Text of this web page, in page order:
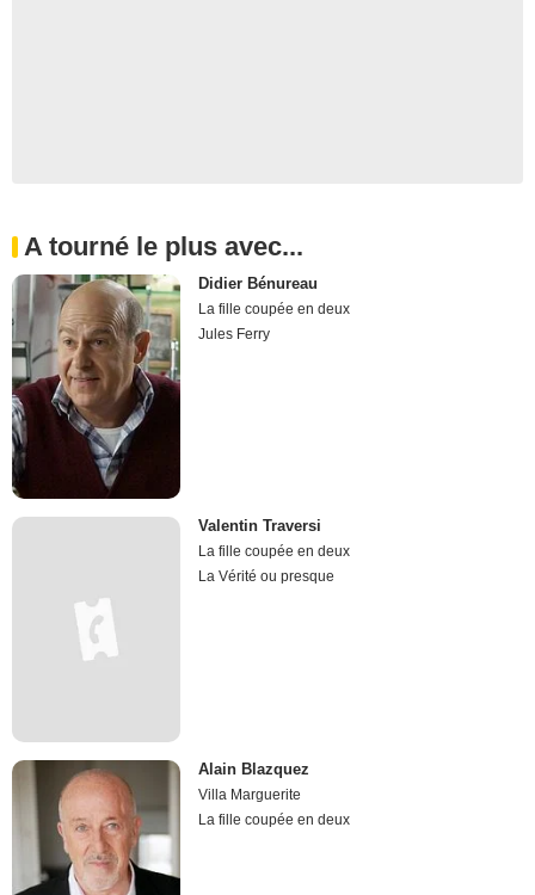
A tourné le plus avec...
Didier Bénureau
La fille coupée en deux
Jules Ferry
Valentin Traversi
La fille coupée en deux
La Vérité ou presque
Alain Blazquez
Villa Marguerite
La fille coupée en deux